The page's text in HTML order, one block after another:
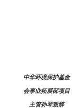
中华环境保护基金
会事业拓展部项目
主管孙琴致辞